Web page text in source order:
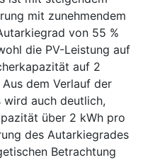
mit zunehmendem
von 55 %
die PV-Leistung auf
auf 2
dem Verlauf der
wird auch deutlich,
über 2 kWh pro
des Autarkiegrades
Betrachtung